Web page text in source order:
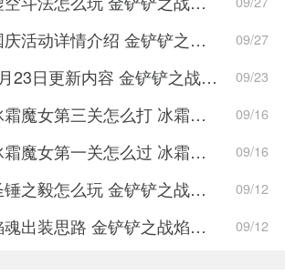
金铲铲之战国庆活动详情介绍 金铲铲之战国庆活动玩法攻略 09/27
金铲铲之战9月23日更新内容 金铲铲之战新版本属性调整 09/23
金铲铲之战冰霜魔女第三关怎么打 冰霜魔女第三关打法攻略 09/16
金铲铲之战冰霜魔女第一关怎么过 冰霜魔女第一关通关攻略 09/16
金铲铲之战圣锤之毅怎么玩 金铲铲之战圣锤之毅玩法攻略 09/12
金铲铲之战焰魂出装思路 金铲铲之战焰魂玩法攻略 09/12